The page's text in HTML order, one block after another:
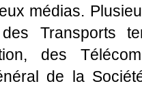
médias.
Transports
des
de la